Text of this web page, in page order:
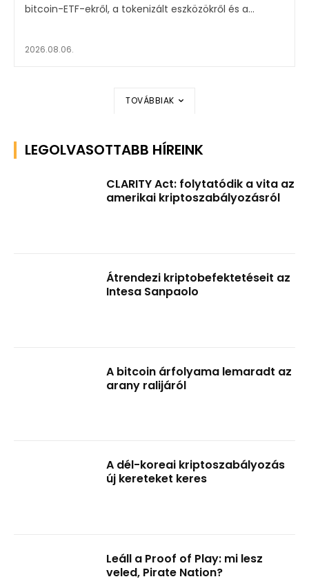
bitcoin-ETF-ekről, a tokenizált eszközökről és a...
2026.08.06.
TOVÁBBIAK
LEGOLVASOTTABB HÍREINK
CLARITY Act: folytatódik a vita az
amerikai kriptoszabályozásról
Átrendezi kriptobefektetéseit az
Intesa Sanpaolo
A bitcoin árfolyama lemaradt az
arany ralijáról
A dél-koreai kriptoszabályozás
új kereteket keres
Leáll a Proof of Play: mi lesz
veled, Pirate Nation?